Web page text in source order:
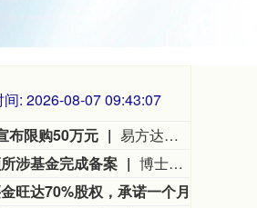
1.01% 创业板指
: 2026-08-07 09:43:08
布限购50万元
易方达基金最新公告显示，杨宗昌在管的易方达供给改革、易方达产业机遇自8月10日起暂停A类基金份额或C类基金份额的50万元以上的大额申购。此前，随着7月市场行情调整，前述2只基金成为截至7月底市场唯二的年内翻倍基。8月以来，2只基金依旧表现亮眼，易方达供给改革最新年内收益为129.07%，继续领涨市场；跟随其后的易方达产业机遇最新年内收益为124.85%。
涉基金完成备案
博士眼镜公告称，公司于2026年7月31日受让北京琨山、安徽安诚持有的琨山罗曼份额，对应认缴出资各1000万元，合计2000万元，占合伙企业认缴出资总额的5.97%。近日，公司收到通知，琨山罗曼已在2026年8月5日完成在中国证券投资基金业协会的备案。公司将持续关注后续进展并依规披露信息。